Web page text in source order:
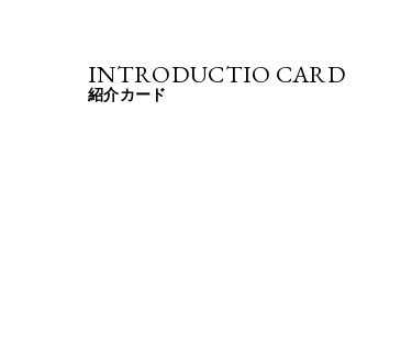
INTRODUCTIO CARD
紹介カード